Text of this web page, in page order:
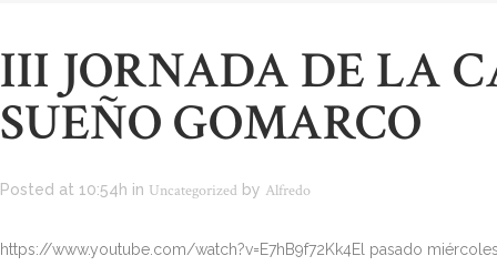
III JORNADA DE LA
SUEÑO GOMARCO
Posted at 10:54h in Uncategorized by Alfredo
https://www.youtube.com/watch?v=E7hB9f72Kk4El pasado